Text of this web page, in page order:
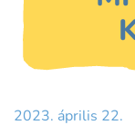
2023. április 22.